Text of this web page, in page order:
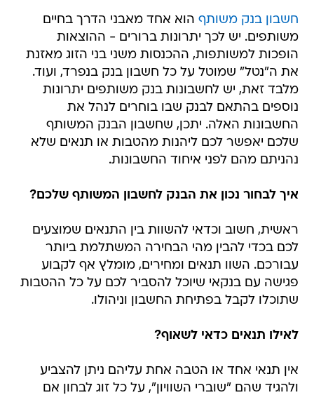
חשבון בנק משותף הוא אחד מאבני הדרך בחיים
משותפים. יש לכך יתרונות ברורים - ההוצאות
הופכות למשותפות, ההכנסות משני בני הזוג מאזנת
את ה"נטל" שמוטל על כל חשבון בנק בנפרד, ועוד.
מלבד זאת, יש לחשבונות בנק משותפים יתרונות
נוספים בהתאם לבנק שבו בוחרים לנהל את
החשבונות האלה. יתכן, שחשבון הבנק המשותף
שלכם יאפשר לכם ליהנות מהטבות או תנאים שלא
נהניתם מהם לפני איחוד החשבונות.
איך לבחור נכון את הבנק לחשבון המשותף שלכם?
ראשית, חשוב וכדאי להשוות בין התנאים שמוצעים
לכם בכדי להבין מהי הבחירה המשתלמת ביותר
עבורכם. השוו תנאים ומחירים, מומלץ אף לקבוע
פגישה עם בנקאי שיוכל להסביר לכם על כל ההטבות
שתוכלו לקבל בפתיחת החשבון וניהולו.
לאילו תנאים כדאי לשאוף?
אין תנאי אחד או הטבה אחת עליהם ניתן להצביע
ולהגיד שהם "שוברי השוויון", על כל זוג לבחון אם